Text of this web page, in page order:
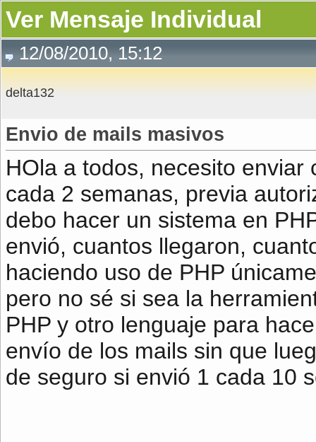
Ver Mensaje Individual
12/08/2010, 15:12
delta132
Envio de mails masivos
HOla a todos, necesito
cada 2 semanas, previa
debo hacer un sistema en
envió, cuantos llegaron,
haciendo uso de PHP
pero no sé si sea la
PHP y otro lenguaje para
envío de los mails sin que
de seguro si envió 1 cada 10